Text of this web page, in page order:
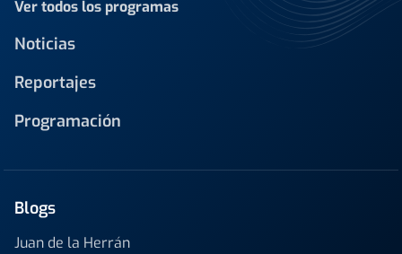
Ver todos los programas
Noticias
Reportajes
Programación
Blogs
Juan de la Herrán